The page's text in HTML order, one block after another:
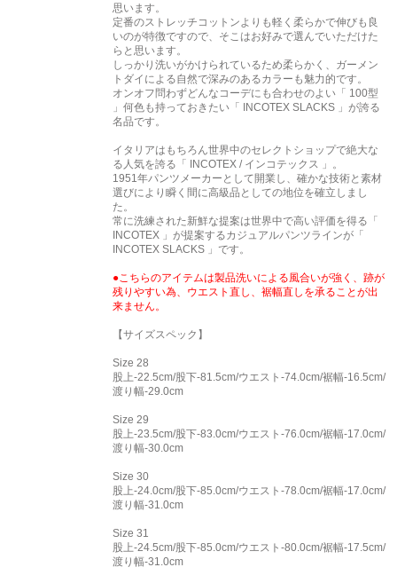
思います。
定番のストレッチコットンよりも軽く柔らかで伸びも良
いのが特徴ですので、そこはお好みで選んでいただけた
らと思います。
しっかり洗いがかけられているため柔らかく、ガーメン
トダイによる自然で深みのあるカラーも魅力的です。
オンオフ問わずどんなコーデにも合わせのよい「 100型
」何色も持っておきたい「 INCOTEX SLACKS 」が誇る
名品です。
イタリアはもちろん世界中のセレクトショップで絶大な
る人気を誇る「 INCOTEX / インコテックス 」。
1951年パンツメーカーとして開業し、確かな技術と素材
選びにより瞬く間に高級品としての地位を確立しまし
た。
常に洗練された新鮮な提案は世界中で高い評価を得る「
INCOTEX 」が提案するカジュアルパンツラインが「
INCOTEX SLACKS 」です。
●こちらのアイテムは製品洗いによる風合いが強く、跡が
残りやすい為、ウエスト直し、裾幅直しを承ることが出
来ません。
【サイズスペック】
Size 28
股上-22.5cm/股下-81.5cm/ウエスト-74.0cm/裾幅-16.5cm/
渡り幅-29.0cm
Size 29
股上-23.5cm/股下-83.0cm/ウエスト-76.0cm/裾幅-17.0cm/
渡り幅-30.0cm
Size 30
股上-24.0cm/股下-85.0cm/ウエスト-78.0cm/裾幅-17.0cm/
渡り幅-31.0cm
Size 31
股上-24.5cm/股下-85.0cm/ウエスト-80.0cm/裾幅-17.5cm/
渡り幅-31.0cm